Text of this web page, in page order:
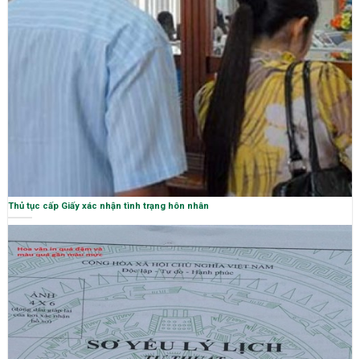
Thủ tục cấp Giấy xác nhận tình trạng hôn nhân